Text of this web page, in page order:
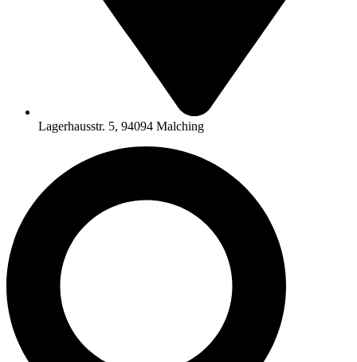
Lagerhausstr. 5, 94094 Malching